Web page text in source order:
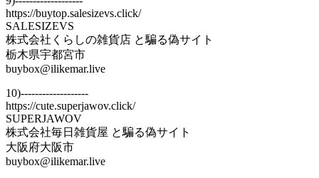
https://buytop.salesizevs.click/
SALESIZEVS
株式会社くらしの雑貨店 と騙る偽サイト
栃木県宇都宮市
buybox@ilikemar.live
10)-------------------
https://cute.superjawov.click/
SUPERJAWOV
株式会社毎日雑貨屋 と騙る偽サイト
大阪府大阪市
buybox@ilikemar.live